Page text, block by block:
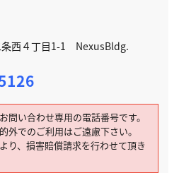
条西４丁目1-1 NexusBldg.
問い合わせ専用の電話番号です。
外でのご利用はご遠慮下さい。
り、損害賠償請求を行わせて頂き